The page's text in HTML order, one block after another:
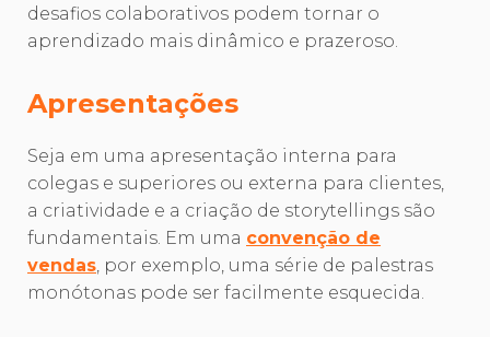
desafios colaborativos podem tornar o
aprendizado mais dinâmico e prazeroso.
Apresentações
Seja em uma apresentação interna para
colegas e superiores ou externa para clientes,
a criatividade e a criação de storytellings são
fundamentais. Em uma convenção de
vendas, por exemplo, uma série de palestras
monótonas pode ser facilmente esquecida.